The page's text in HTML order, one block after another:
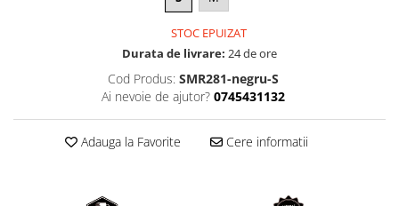
STOC EPUIZAT
Durata de livrare: 24 de ore
Cod Produs: SMR281-negru-S
Ai nevoie de ajutor? 0745431132
Adauga la Favorite Cere informatii